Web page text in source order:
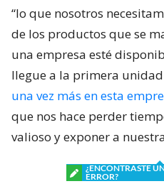
“lo que nosotros
de los productos que se
una empresa esté
llegue a la primera
una vez más en esta
que nos hace perder
valioso y exponer a
¿ENCONTRASTE
ERROR?